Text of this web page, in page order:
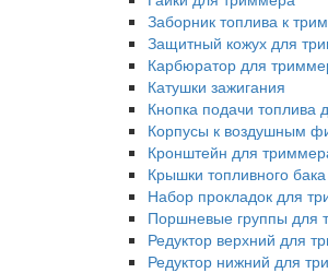
Заборник топлива к
Защитный кожух для
Карбюратор для
Катушки зажигания
Кнопка подачи топлива
Корпусы к воздушным
Кронштейн для
Крышки топливного бака
Набор прокладок для
Поршневые группы для
Редуктор верхний для
Редуктор нижний для